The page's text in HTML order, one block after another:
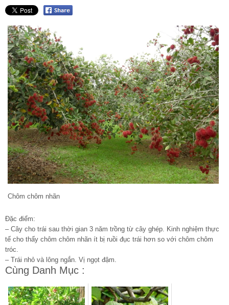
Chôm chôm nhãn
Đặc điểm:
– Cây cho trái sau thời gian 3 năm trồng từ cây ghép. Kinh nghiệm thực
tế cho thấy chôm chôm nhãn ít bị ruồi đục trái hơn so với chôm chôm
tróc.
– Trái nhỏ và lông ngắn. Vị ngọt đậm.
Cùng Danh Mục :